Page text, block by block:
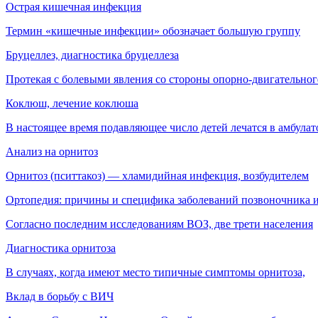
Острая кишечная инфекция
Термин «кишечные инфекции» обозначает большую группу
Бруцеллез, диагностика бруцеллеза
Протекая с болевыми явления со стороны опорно-
Коклюш, лечение коклюша
В настоящее время подавляющее число детей лечатся в
Анализ на орнитоз
Орнитоз (пситтакоз) — хламидийная инфекция, воз­будителем
Ортопедия: причины и специфика заболеваний позвоночника и
Согласно последним исследованиям ВОЗ, две трети населения
Диагностика орнитоза
В случаях, когда имеют место типичные симптомы орнитоза,
Вклад в борьбу с ВИЧ